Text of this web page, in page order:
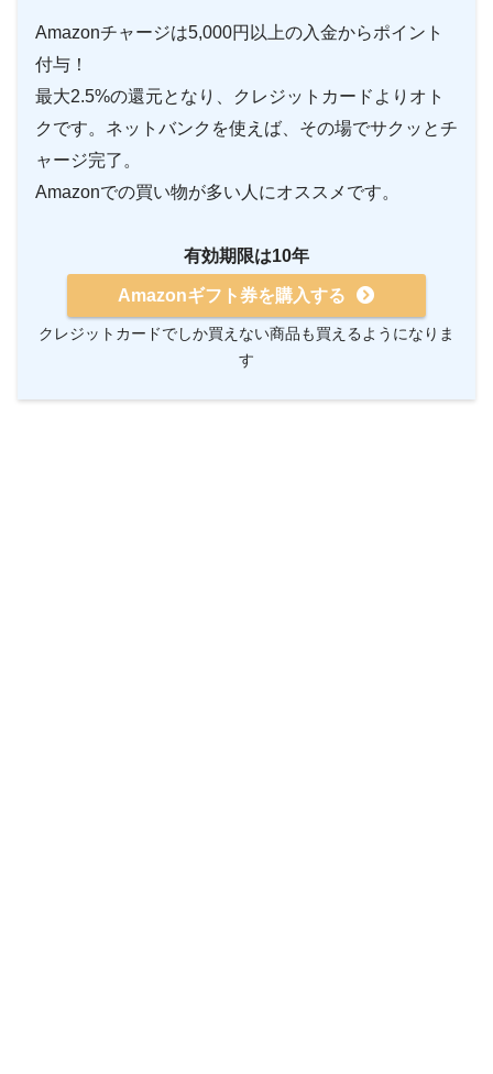
Amazonチャージは5,000円以上の入金からポイント
付与！
最大2.5%の還元となり、クレジットカードよりオト
クです。ネットバンクを使えば、その場でサクッとチ
ャージ完了。
Amazonでの買い物が多い人にオススメです。
有効期限は10年
Amazonギフト券を購入する
クレジットカードでしか買えない商品も買えるようになりま
す